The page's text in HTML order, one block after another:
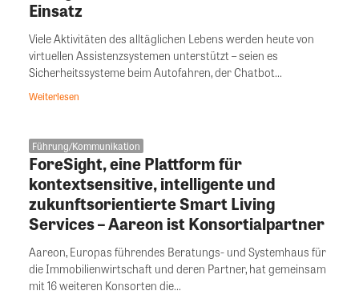
Einsatz
Viele Aktivitäten des alltäglichen Lebens werden heute von
virtuellen Assistenzsystemen unterstützt – seien es
Sicherheitssysteme beim Autofahren, der Chatbot...
Weiterlesen
Führung/Kommunikation
ForeSight, eine Plattform für
kontextsensitive, intelligente und
zukunftsorientierte Smart Living
Services – Aareon ist Konsortialpartner
Aareon, Europas führendes Beratungs- und Systemhaus für
die Immobilienwirtschaft und deren Partner, hat gemeinsam
mit 16 weiteren Konsorten die...